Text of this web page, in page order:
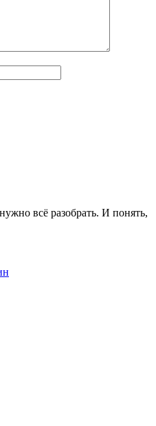
всё разобрать. И понять,